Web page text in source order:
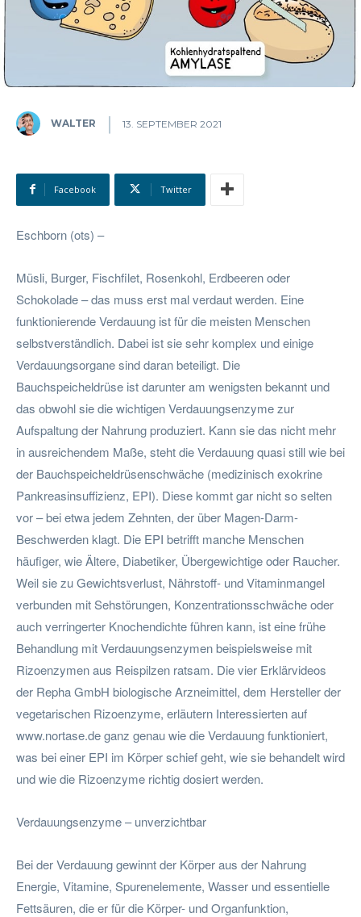
WALTER 13. SEPTEMBER 2021
Facebook Twitter
Eschborn (ots) –
Müsli, Burger, Fischfilet, Rosenkohl, Erdbeeren oder
Schokolade – das muss erst mal verdaut werden. Eine
funktionierende Verdauung ist für die meisten Menschen
selbstverständlich. Dabei ist sie sehr komplex und einige
Verdauungsorgane sind daran beteiligt. Die
Bauchspeicheldrüse ist darunter am wenigsten bekannt und
das obwohl sie die wichtigen Verdauungsenzyme zur
Aufspaltung der Nahrung produziert. Kann sie das nicht mehr
in ausreichendem Maße, steht die Verdauung quasi still wie bei
der Bauchspeicheldrüsenschwäche (medizinisch exokrine
Pankreasinsuffizienz, EPI). Diese kommt gar nicht so selten
vor – bei etwa jedem Zehnten, der über Magen-Darm-
Beschwerden klagt. Die EPI betrifft manche Menschen
häufiger, wie Ältere, Diabetiker, Übergewichtige oder Raucher.
Weil sie zu Gewichtsverlust, Nährstoff- und Vitaminmangel
verbunden mit Sehstörungen, Konzentrationsschwäche oder
auch verringerter Knochendichte führen kann, ist eine frühe
Behandlung mit Verdauungsenzymen beispielsweise mit
Rizoenzymen aus Reispilzen ratsam. Die vier Erklärvideos
der Repha GmbH biologische Arzneimittel, dem Hersteller der
vegetarischen Rizoenzyme, erläutern Interessierten auf
www.nortase.de ganz genau wie die Verdauung funktioniert,
was bei einer EPI im Körper schief geht, wie sie behandelt wird
und wie die Rizoenzyme richtig dosiert werden.
Verdauungsenzyme – unverzichtbar
Bei der Verdauung gewinnt der Körper aus der Nahrung
Energie, Vitamine, Spurenelemente, Wasser und essentielle
Fettsäuren, die er für die Körper- und Organfunktion,